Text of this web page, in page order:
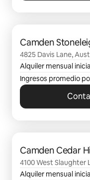
Camden
4825 Davis Lane,
Alquiler mensual
Ingresos promedio
Camden Cedar
4100 West Slaughter
Alquiler mensual